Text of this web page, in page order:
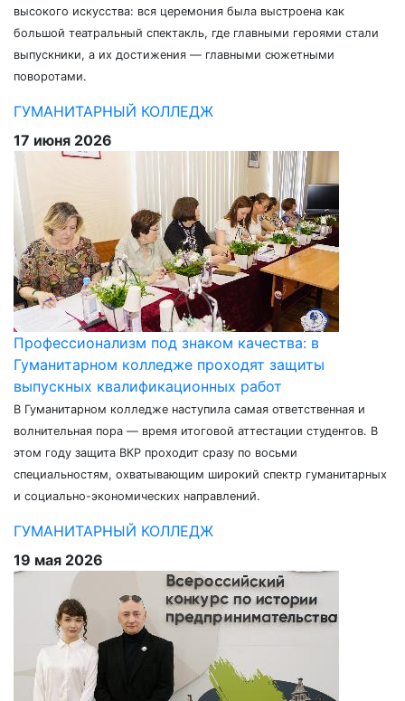
высокого искусства: вся церемония была выстроена как
большой театральный спектакль, где главными героями стали
выпускники, а их достижения — главными сюжетными
поворотами.
ГУМАНИТАРНЫЙ КОЛЛЕДЖ
17 июня 2026
Профессионализм под знаком качества: в
Гуманитарном колледже проходят защиты
выпускных квалификационных работ
В Гуманитарном колледже наступила самая ответственная и
волнительная пора — время итоговой аттестации студентов. В
этом году защита ВКР проходит сразу по восьми
специальностям, охватывающим широкий спектр гуманитарных
и социально-экономических направлений.
ГУМАНИТАРНЫЙ КОЛЛЕДЖ
19 мая 2026